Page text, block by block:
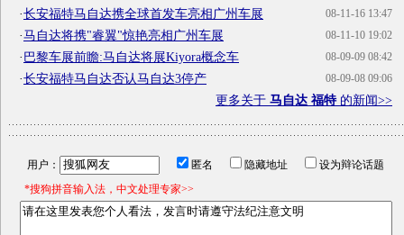
08-11-16 13:47
·长安福特马自达携全球首发车亮相广州车展
08-11-10 19:02
·马自达将携"睿翼"惊艳亮相广州车展
08-09-09 08:42
·巴黎车展前瞻:马自达将展Kiyora概念车
08-09-08 09:06
·长安福特马自达否认马自达3停产
更多关于 马自达 福特的新闻>>
用户： 匿名 隐藏地址
设为辩论话题
*搜狗拼音输入法，中文处理专家>>